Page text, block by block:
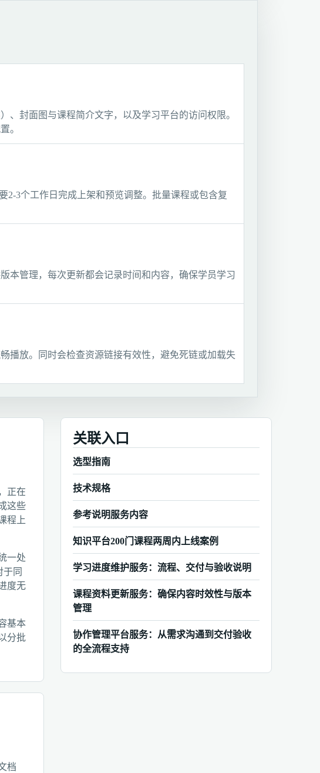
、封面图与课程简介文字，以及学习平台的访问权限。
。
2-3个工作日完成上架和预览调整。批量课程或包含复
本管理，每次更新都会记录时间和内容，确保学员学习
播放。同时会检查资源链接有效性，避免死链或加载失
正在
这些
程上
一处
于同
度无
基本
分批
档
关联入口
选型指南
技术规格
参考说明服务内容
知识平台200门课程两周内上线案例
学习进度维护服务：流程、交付与验收说明
课程资料更新服务：确保内容时效性与版本
管理
协作管理平台服务：从需求沟通到交付验收
的全流程支持